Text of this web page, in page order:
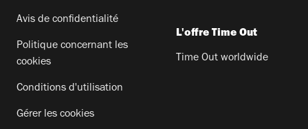
Avis de confidentialité
Politique concernant les
cookies
Conditions d'utilisation
Gérer les cookies
L'offre Time Out
Time Out worldwide